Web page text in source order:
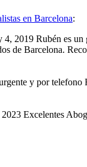
en Barcelona:
4, 2019 Rubén es un
de Barcelona.
y por telefono
2023 Excelentes